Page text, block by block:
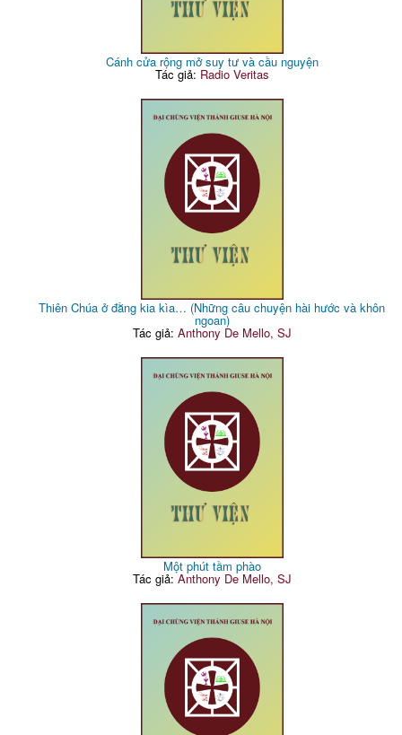
Cánh cửa rộng mở suy tư và cầu nguyện
Tác giả: Radio Veritas
Thiên Chúa ở đằng kia kìa… (Những câu chuyện hài hước và khôn
ngoan)
Tác giả: Anthony De Mello, SJ
Một phút tầm phào
Tác giả:Anthony De Mello, SJ